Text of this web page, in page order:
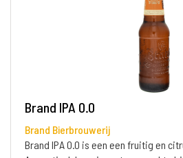
Brand IPA 0.0
Brand Bierbrouwerij
Brand IPA 0.0 is een een fruitig en